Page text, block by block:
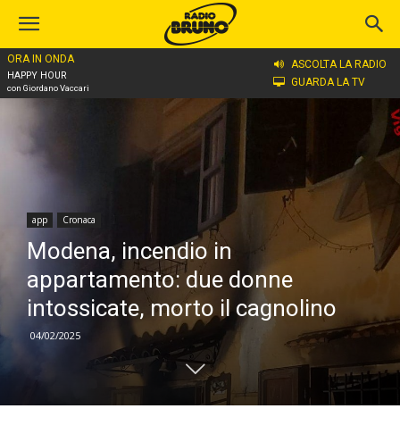
ORA IN ONDA
HAPPY HOUR
con Giordano Vaccari
ASCOLTA LA RADIO
GUARDA LA TV
Home
app Cronaca
Modena, incendio in
appartamento: due donne
intossicate, morto il cagnolino
04/02/2025